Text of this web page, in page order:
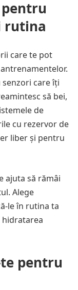
rutina
care te pot
care îți
să bei,
de
cu rezervor de
liber și pentru
ajuta să rămâi
Alege
le în rutina ta
hidratarea
pentru